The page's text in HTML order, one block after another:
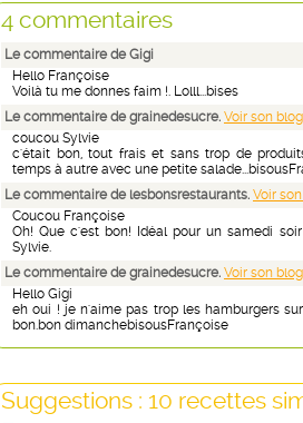
4 commentaires
Le commentaire de Gigi
Hello Françoise
Voilà tu me donnes faim !. Lolll...bises
Le commentaire de grainedesucre. Voir son blog
coucou Sylvie
c'était bon, tout frais et sans trop de
temps à autre avec une petite
Le commentaire de lesbonsrestaurants. Voir
Coucou Françoise
Oh! Que c'est bon! Idéal pour un samedi
Sylvie.
Le commentaire de grainedesucre. Voir son blog
Hello Gigi
eh oui ! je n'aime pas trop les hamburgers
bon.bon dimanchebisousFrançoise
Suggestions : 10 recettes